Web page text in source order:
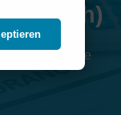
(Zürich)
Kosten für alle